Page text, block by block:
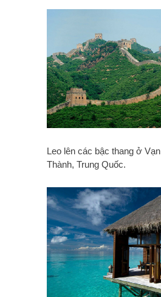
Leo lên các bậc thang ở
Thành, Trung Quốc.